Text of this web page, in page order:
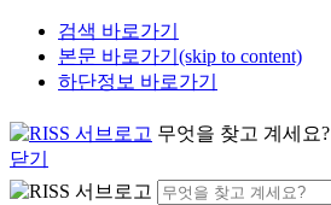
검색 바로가기
본문 바로가기(skip to content)
하단정보 바로가기
무엇을 찾고 계세요?
닫기